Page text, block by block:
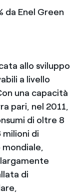
da Enel Green
allo sviluppo
a livello
una capacità
pari, nel 2011,
di oltre 8
milioni di
di